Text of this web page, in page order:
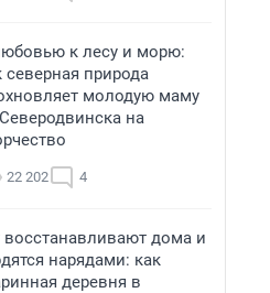
к лесу и морю:
северная природа
молодую маму
на
22 202 4
восстанавливают дома и
нарядами: как
деревня в